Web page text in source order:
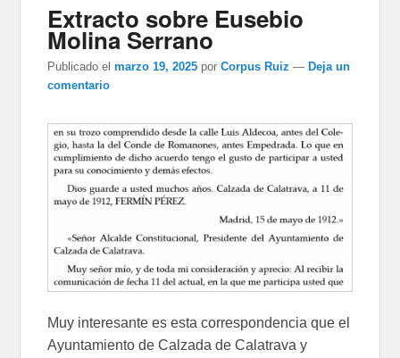
Extracto sobre Eusebio
Molina Serrano
Publicado el marzo 19, 2025 porCorpus Ruiz — Deja un
comentario
Muy interesante es esta correspondencia que el
Ayuntamiento de Calzada de Calatrava y